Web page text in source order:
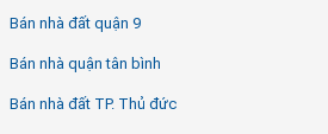
Bán nhà đất quận 9
Bán nhà quận tân bình
Bán nhà đất TP. Thủ đức